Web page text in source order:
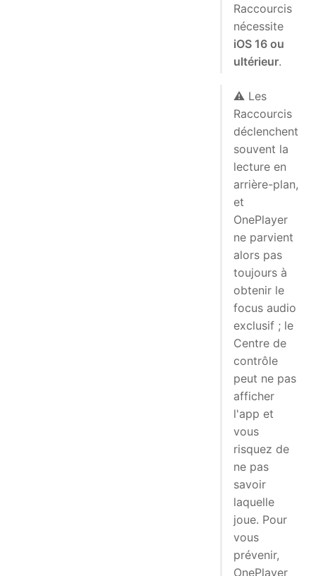
Raccourcis
nécessite
iOS 16 ou
ultérieur.
⚠️ Les
Raccourcis
déclenchent
souvent la
lecture en
arrière-plan,
et
OnePlayer
ne parvient
alors pas
toujours à
obtenir le
focus audio
exclusif ; le
Centre de
contrôle
peut ne pas
afficher
l'app et
vous
risquez de
ne pas
savoir
laquelle
joue. Pour
vous
prévenir,
OnePlayer